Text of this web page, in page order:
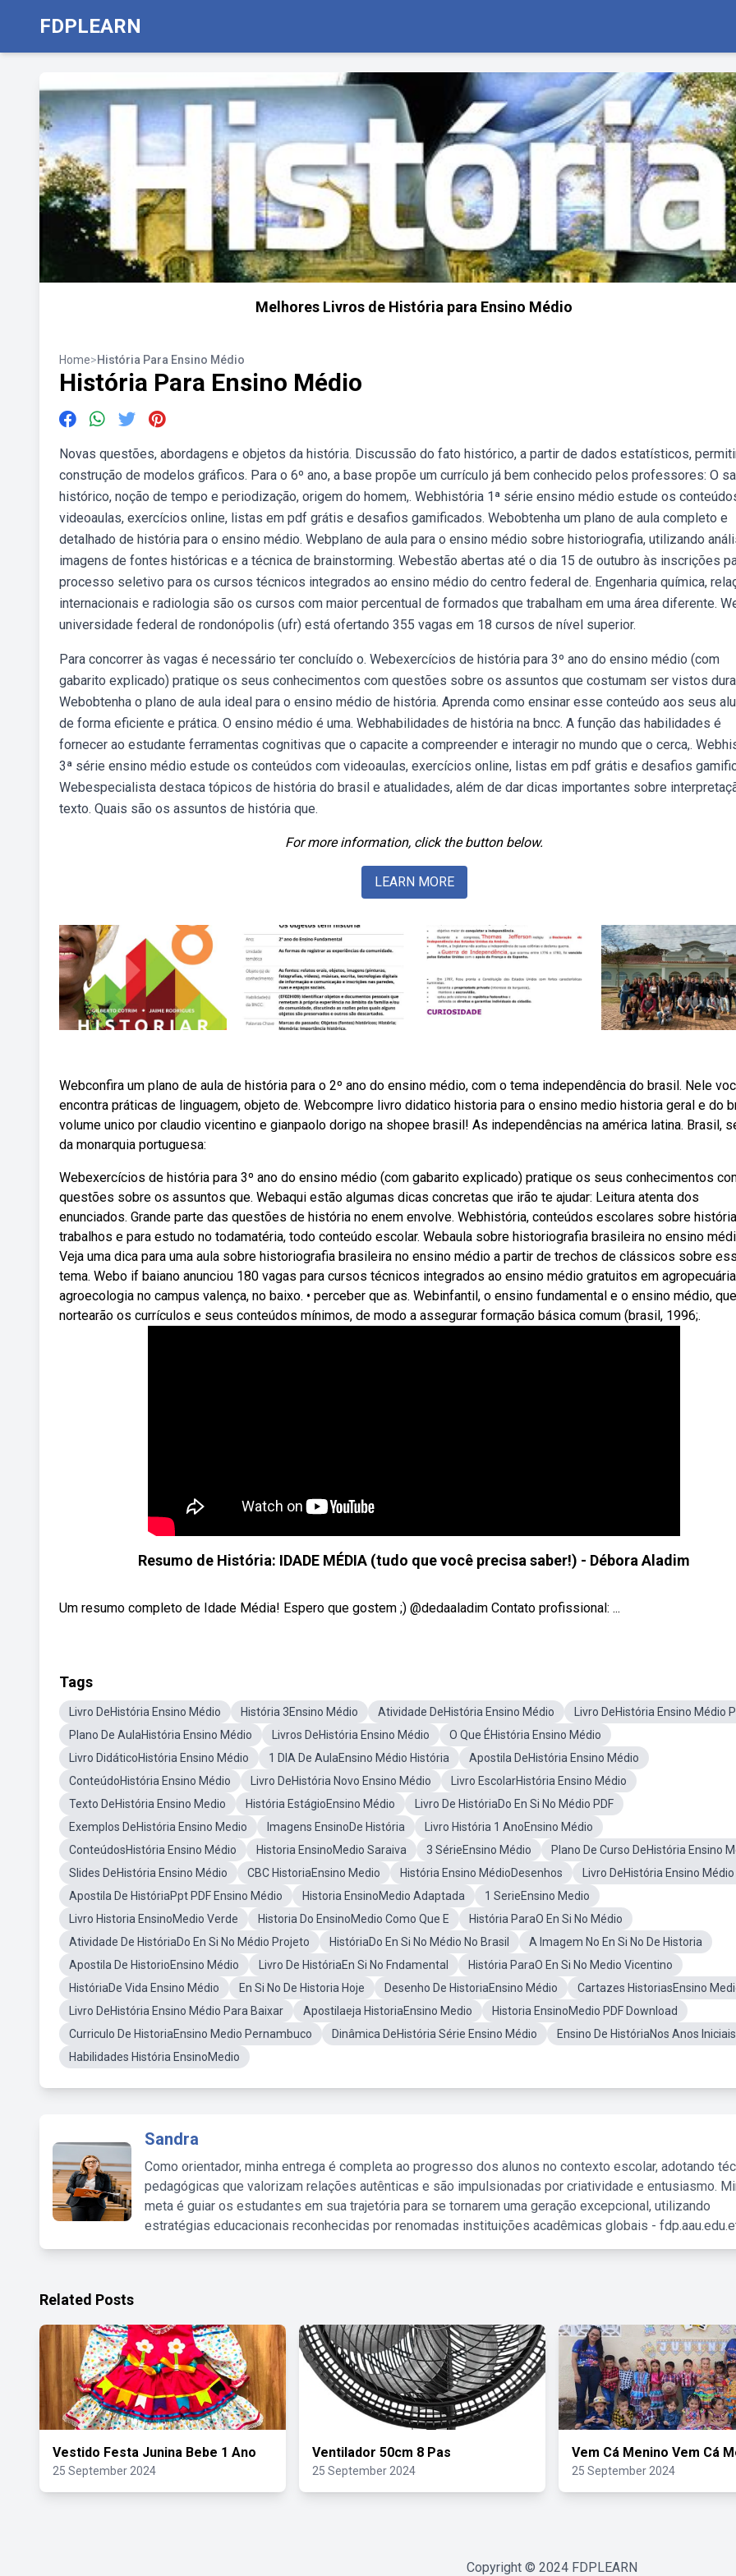
FDPLEARN
Melhores Livros de História para Ensino Médio
Home>História Para Ensino Médio
História Para Ensino Médio
Novas questões, abordagens e objetos da história. Discussão do fato histórico, a partir de dados estatísticos,
construção de modelos gráficos. Para o 6º ano, a base propõe um currículo já bem conhecido pelos professores: O
histórico, noção de tempo e periodização, origem do homem,. Webhistória 1ª série ensino médio estude os
videoaulas, exercícios online, listas em pdf grátis e desafios gamificados. Webobtenha um plano de aula completo e
detalhado de história para o ensino médio. Webplano de aula para o ensino médio sobre historiografia, utilizando
imagens de fontes históricas e a técnica de brainstorming. Webestão abertas até o dia 15 de outubro às inscrições
processo seletivo para os cursos técnicos integrados ao ensino médio do centro federal de. Engenharia química,
internacionais e radiologia são os cursos com maior percentual de formados que trabalham em uma área diferente.
universidade federal de rondonópolis (ufr) está ofertando 355 vagas em 18 cursos de nível superior.
Para concorrer às vagas é necessário ter concluído o. Webexercícios de história para 3º ano do ensino médio (com
gabarito explicado) pratique os seus conhecimentos com questões sobre os assuntos que costumam ser vistos
Webobtenha o plano de aula ideal para o ensino médio de história. Aprenda como ensinar esse conteúdo aos seus
de forma eficiente e prática. O ensino médio é uma. Webhabilidades de história na bncc. A função das habilidades é
fornecer ao estudante ferramentas cognitivas que o capacite a compreender e interagir no mundo que o cerca,.
3ª série ensino médio estude os conteúdos com videoaulas, exercícios online, listas em pdf grátis e desafios
Webespecialista destaca tópicos de história do brasil e atualidades, além de dar dicas importantes sobre
texto. Quais são os assuntos de história que.
For more information, click the button below.
LEARN MORE
Webconfira um plano de aula de história para o 2º ano do ensino médio, com o tema independência do brasil. Nele
encontra práticas de linguagem, objeto de. Webcompre livro didatico historia para o ensino medio historia geral e do
volume unico por claudio vicentino e gianpaolo dorigo na shopee brasil! As independências na américa latina. Brasil,
da monarquia portuguesa:
Webexercícios de história para 3º ano do ensino médio (com gabarito explicado) pratique os seus conhecimentos
questões sobre os assuntos que. Webaqui estão algumas dicas concretas que irão te ajudar: Leitura atenta dos
enunciados. Grande parte das questões de história no enem envolve. Webhistória, conteúdos escolares sobre
trabalhos e para estudo no todamatéria, todo conteúdo escolar. Webaula sobre historiografia brasileira no ensino
Veja uma dica para uma aula sobre historiografia brasileira no ensino médio a partir de trechos de clássicos sobre
tema. Webo if baiano anunciou 180 vagas para cursos técnicos integrados ao ensino médio gratuitos em
agroecologia no campus valença, no baixo. • perceber que as. Webinfantil, o ensino fundamental e o ensino médio, que
nortearão os currículos e seus conteúdos mínimos, de modo a assegurar formação básica comum (brasil, 1996;.
Resumo de História: IDADE MÉDIA (tudo que você precisa saber!) - Débora Aladim
Um resumo completo de Idade Média! Espero que gostem ;) @dedaaladim Contato profissional: ...
Tags
Livro DeHistória Ensino Médio História 3Ensino Médio Atividade DeHistória Ensino Médio
Livro DeHistória Ensino Médio
Plano De AulaHistória Ensino Médio
Livros DeHistória Ensino Médio
O Que ÉHistória Ensino Médio
Livro DidáticoHistória Ensino Médio
1 DIA De AulaEnsino Médio História
Apostila DeHistória Ensino Médio
ConteúdoHistória Ensino Médio
Livro DeHistória Novo Ensino Médio
Livro EscolarHistória Ensino Médio
Texto DeHistória Ensino Medio
História EstágioEnsino Médio
Livro De HistóriaDo En Si No Médio PDF
Exemplos DeHistória Ensino Medio
Imagens EnsinoDe História
Livro História 1 AnoEnsino Médio
ConteúdosHistória Ensino Médio
Historia EnsinoMedio Saraiva 3 SérieEnsino Médio
Plano De Curso DeHistória Ensino
Slides DeHistória Ensino Médio
CBC HistoriaEnsino Medio História Ensino MédioDesenhos
Livro DeHistória Ensino
Apostila De HistóriaPpt PDF Ensino Médio
Historia EnsinoMedio Adaptada
1 SerieEnsino Medio
Livro Historia EnsinoMedio Verde
Historia Do EnsinoMedio Como Que E
História ParaO En Si No Médio
Atividade De HistóriaDo En Si No Médio Projeto
HistóriaDo En Si No Médio No Brasil
A Imagem No En Si No De Historia
Apostila De HistorioEnsino Médio
Livro De HistóriaEn Si No Fndamental
História ParaO En Si No Medio Vicentino
HistóriaDe Vida Ensino Médio
En Si No De Historia Hoje Desenho De HistoriaEnsino Médio
Cartazes HistoriasEnsino
Livro DeHistória Ensino Médio Para Baixar
Apostilaeja HistoriaEnsino Medio
Historia EnsinoMedio PDF Download
Curriculo De HistoriaEnsino Medio Pernambuco
Dinâmica DeHistória Série Ensino Médio
Ensino De HistóriaNos Anos Iniciais
Habilidades História EnsinoMedio
Sandra
Como orientador, minha entrega é completa ao progresso dos alunos no contexto escolar, adotando
pedagógicas que valorizam relações autênticas e são impulsionadas por criatividade e entusiasmo.
meta é guiar os estudantes em sua trajetória para se tornarem uma geração excepcional, utilizando
estratégias educacionais reconhecidas por renomadas instituições acadêmicas globais -
Related Posts
Vestido Festa Junina Bebe 1 Ano
25 September 2024
Ventilador 50cm 8 Pas
25 September 2024
Vem Cá Menino Vem Cá
25 September 2024
Copyright © 2024 FDPLEARN